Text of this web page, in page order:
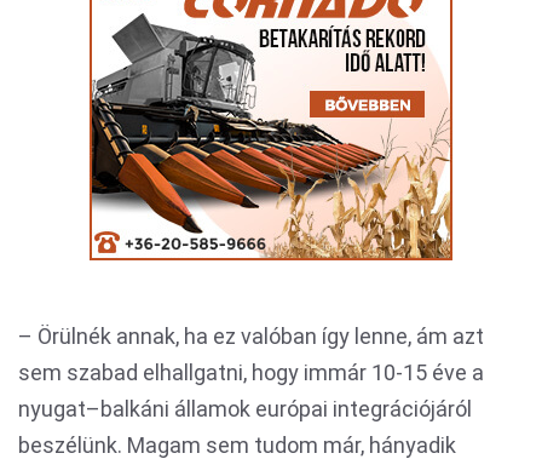
– Örülnék annak, ha ez valóban így lenne, ám azt
sem szabad elhallgatni, hogy immár 10-15 éve a
nyugat–balkáni államok európai integrációjáról
beszélünk. Magam sem tudom már, hányadik